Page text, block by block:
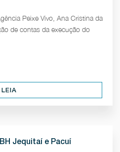
Peixe Vivo, Ana Cristina da
de contas da execução do
LEIA
Jequitaí e Pacuí